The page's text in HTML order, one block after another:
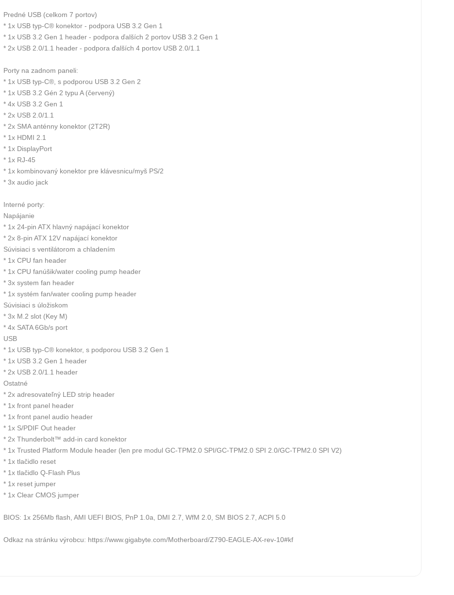
Predné USB (celkom 7 portov)
* 1x USB typ-C® konektor - podpora USB 3.2 Gen 1
* 1x USB 3.2 Gen 1 header - podpora ďalších 2 portov USB 3.2 Gen 1
* 2x USB 2.0/1.1 header - podpora ďalších 4 portov USB 2.0/1.1
Porty na zadnom paneli:
* 1x USB typ-C®, s podporou USB 3.2 Gen 2
* 1x USB 3.2 Gén 2 typu A (červený)
* 4x USB 3.2 Gen 1
* 2x USB 2.0/1.1
* 2x SMA anténny konektor (2T2R)
* 1x HDMI 2.1
* 1x DisplayPort
* 1x RJ-45
* 1x kombinovaný konektor pre klávesnicu/myš PS/2
* 3x audio jack
Interné porty:
Napájanie
* 1x 24-pin ATX hlavný napájací konektor
* 2x 8-pin ATX 12V napájací konektor
Súvisiaci s ventilátorom a chladením
* 1x CPU fan header
* 1x CPU fanúšik/water cooling pump header
* 3x system fan header
* 1x systém fan/water cooling pump header
Súvisiaci s úložiskom
* 3x M.2 slot (Key M)
* 4x SATA 6Gb/s port
USB
* 1x USB typ-C® konektor, s podporou USB 3.2 Gen 1
* 1x USB 3.2 Gen 1 header
* 2x USB 2.0/1.1 header
Ostatné
* 2x adresovateľný LED strip header
* 1x front panel header
* 1x front panel audio header
* 1x S/PDIF Out header
* 2x Thunderbolt™ add-in card konektor
* 1x Trusted Platform Module header (len pre modul GC-TPM2.0 SPI/GC-TPM2.0 SPI 2.0/GC-TPM2.0 SPI V2)
* 1x tlačidlo reset
* 1x tlačidlo Q-Flash Plus
* 1x reset jumper
* 1x Clear CMOS jumper
BIOS: 1x 256Mb flash, AMI UEFI BIOS, PnP 1.0a, DMI 2.7, WfM 2.0, SM BIOS 2.7, ACPI 5.0
Odkaz na stránku výrobcu: https://www.gigabyte.com/Motherboard/Z790-EAGLE-AX-rev-10#kf